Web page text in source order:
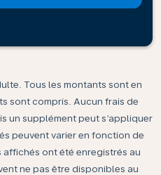
Tous les montants sont en
sont compris. Aucun frais de
un supplément peut s’appliquer
peuvent varier en fonction de
ont été enregistrés au
ne pas être disponibles au